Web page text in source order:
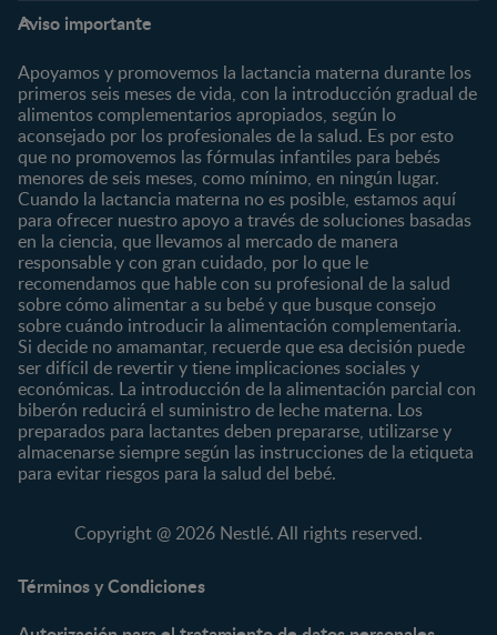
Preguntas Frecuentes
¿Quiénes somos?
Marcas y productos
Nuestros Productos
Nuestras Marcas
Preconcepción
Embarazo
Posparto
0 a 4 meses
4 a 6 meses
6 a 8 meses
8 a 12 meses
12 a 24 meses
Desde 2 años
Preescolar
Escolar
Nutrición
Salud
Maternidad
Paternidad
Vida en familia
Marcas
CERELAC®
GERBER®
KLIM®
NAN® 3
NAN® Optipro® 3
NAN® Supreme 3
Productos
Cereales Infantiles
Compotas y galletas
Fórmulas Infantiles
Vitaminas y Suplementos
Aviso importante
Apoyamos y promovemos la lactancia materna durante los
primeros seis meses de vida, con la introducción gradual de
alimentos complementarios apropiados, según lo
aconsejado por los profesionales de la salud. Es por esto
que no promovemos las fórmulas infantiles para bebés
menores de seis meses, como mínimo, en ningún lugar.
Cuando la lactancia materna no es posible, estamos aquí
para ofrecer nuestro apoyo a través de soluciones basadas
en la ciencia, que llevamos al mercado de manera
responsable y con gran cuidado, por lo que le
recomendamos que hable con su profesional de la salud
sobre cómo alimentar a su bebé y que busque consejo
sobre cuándo introducir la alimentación complementaria.
Si decide no amamantar, recuerde que esa decisión puede
ser difícil de revertir y tiene implicaciones sociales y
económicas. La introducción de la alimentación parcial con
biberón reducirá el suministro de leche materna. Los
preparados para lactantes deben prepararse, utilizarse y
almacenarse siempre según las instrucciones de la etiqueta
para evitar riesgos para la salud del bebé.
Copyright @ 2026 Nestlé. All rights reserved.
Términos y Condiciones